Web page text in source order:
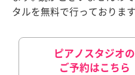
タルを無料で行っております
ピアノスタジオの
ご予約はこちら